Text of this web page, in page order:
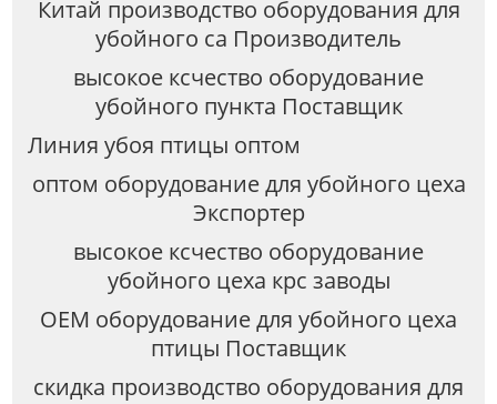
Китай производство оборудования для
убойного са Производитель
высокое ксчество оборудование
убойного пункта Поставщик
Линия убоя птицы оптом
оптом оборудование для убойного цеха
Экспортер
высокое ксчество оборудование
убойного цеха крс заводы
OEM оборудование для убойного цеха
птицы Поставщик
скидка производство оборудования для